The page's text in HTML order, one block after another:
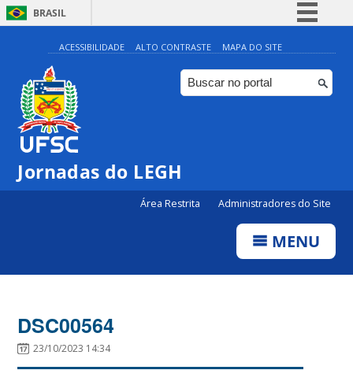
BRASIL
Simplifique!
Comunica BR
Participe
ACESSIBILIDADE ALTO CONTRASTE MAPA DO SITE
Jornadas do LEGH
Área Restrita Administradores do Site
MENU
DSC00564
23/10/2023 14:34